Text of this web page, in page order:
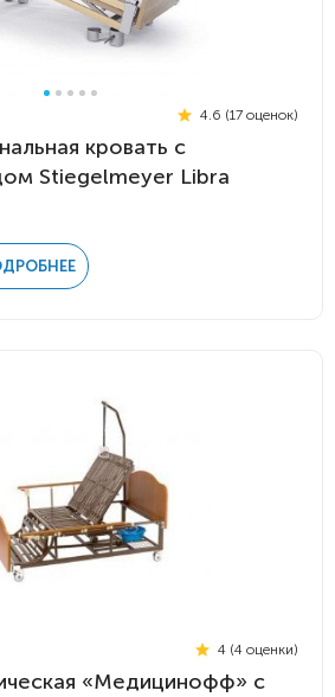
4.6 (17 оценок)
кровать с
Stiegelmeyer Libra
4 (4 оценки)
«Медицинофф» с